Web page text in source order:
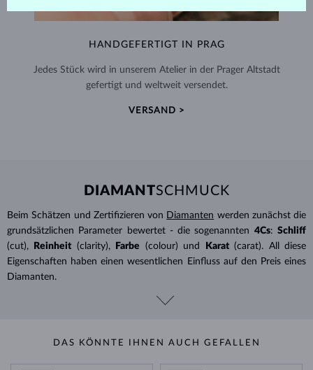
HANDGEFERTIGT IN PRAG
Jedes Stück wird in unserem Atelier in der Prager Altstadt
gefertigt und weltweit versendet.
VERSAND >
DIAMANTSCHMUCK
Beim Schätzen und Zertifizieren von Diamanten werden zunächst die
grundsätzlichen Parameter bewertet - die sogenannten 4Cs: Schliff
(cut),
Reinheit (clarity), Farbe (colour) und Karat (carat). All diese
Eigenschaften haben einen wesentlichen Einfluss auf den Preis eines
Diamanten.
DAS KÖNNTE IHNEN AUCH GEFALLEN